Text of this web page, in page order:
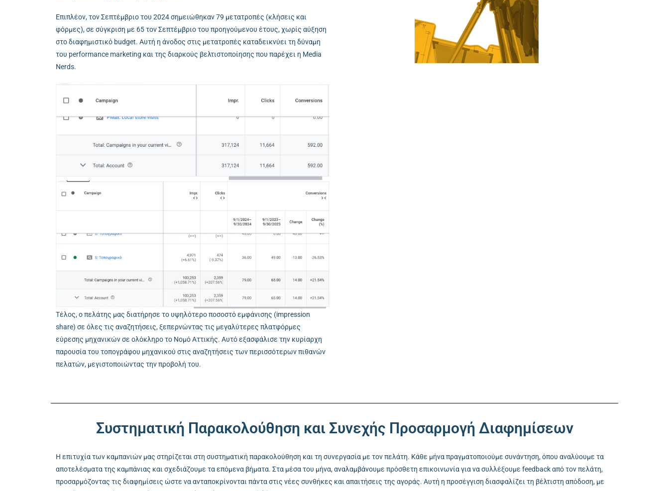
Επιπλέον, τον Σεπτέμβριο του 2024 σημειώθηκαν 79 μετατροπές (κλήσεις και
φόρμες), σε σύγκριση με 65 τον Σεπτέμβριο του προηγούμενου έτους, χωρίς αύξηση
στο διαφημιστικό budget. Αυτή η άνοδος στις μετατροπές καταδεικνύει τη δύναμη
του performance marketing και της διαρκούς βελτιστοποίησης που παρέχει η Media
Nerds.
Τέλος, ο πελάτης μας διατήρησε το υψηλότερο ποσοστό εμφάνισης (impression
share) σε όλες τις αναζητήσεις, ξεπερνώντας τις μεγαλύτερες πλατφόρμες
εύρεσης μηχανικών σε ολόκληρο το Νομό Αττικής. Αυτό εξασφάλισε την κυρίαρχη
παρουσία του τοπογράφου μηχανικού στις αναζητήσεις των περισσότερων πιθανών
πελατών, μεγιστοποιώντας την προβολή του.
Συστηματική Παρακολούθηση και Συνεχής Προσαρμογή Διαφημίσεων
Η επιτυχία των καμπανιών μας στηρίζεται στη συστηματική παρακολούθηση και τη συνεργασία με τον πελάτη. Κάθε μήνα πραγματοποιούμε συνάντηση, όπου αναλύουμε τα
αποτελέσματα της καμπάνιας και σχεδιάζουμε τα επόμενα βήματα. Στα μέσα του μήνα, αναλαμβάνουμε πρόσθετη επικοινωνία για να συλλέξουμε feedback από τον πελάτη,
προσαρμόζοντας τις διαφημίσεις ώστε να ανταποκρίνονται πάντα στις νέες συνθήκες και απαιτήσεις της αγοράς. Αυτή η προσέγγιση διασφαλίζει τη βέλτιστη απόδοση, με